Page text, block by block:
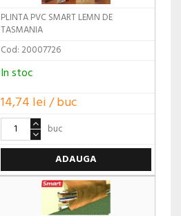
PLINTA PVC SMART LEMN DE
TASMANIA
Cod: 20007726
In stoc
14,74 lei / buc
buc
ADAUGA